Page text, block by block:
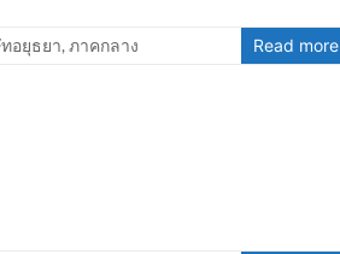
อยุธยา, ภาคกลาง Read more